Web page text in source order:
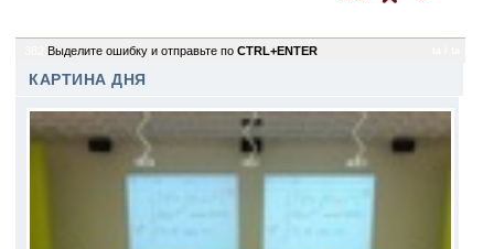
Выделите ошибку и отправьте по CTRL+ENTER
КАРТИНА ДНЯ